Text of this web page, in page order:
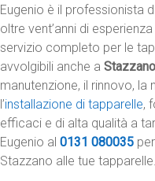
Eugenio è il professionista
oltre vent’anni di
servizio completo per le
avvolgibili anche a Stazzano
manutenzione, il rinnovo, la
l’installazione di tapparelle,
efficaci e di alta qualità a
Eugenio al 0131 080035
Stazzano alle tue tapparelle.